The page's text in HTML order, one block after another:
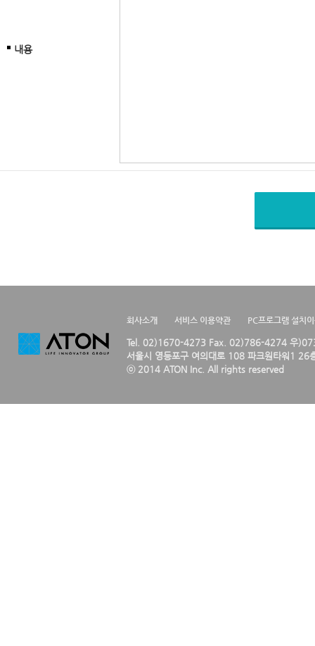
내용
회사소개 서비스 이용약관 PC프로그램 설치
Tel. 02)1670-4273 Fax. 02)786-4274 우
서울시 영등포구 여의대로 108 파크원타워1 26
ⓒ 2014 ATON Inc. All rights reserved